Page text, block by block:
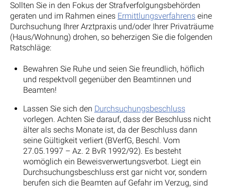
Sollten Sie in den Fokus der Strafverfolgungsbehörden
geraten und im Rahmen eines Ermittlungsverfahrens eine
Durchsuchung Ihrer Arztpraxis und/oder Ihrer Privaträume
(Haus/Wohnung) drohen, so beherzigen Sie die folgenden
Ratschläge:
Bewahren Sie Ruhe und seien Sie freundlich, höflich
und respektvoll gegenüber den Beamtinnen und
Beamten!
Lassen Sie sich den Durchsuchungsbeschluss
vorlegen. Achten Sie darauf, dass der Beschluss nicht
älter als sechs Monate ist, da der Beschluss dann
seine Gültigkeit verliert (BVerfG, Beschl. Vom
27.05.1997 – Az. 2 BvR 1992/92). Es besteht
womöglich ein Beweisverwertungsverbot. Liegt ein
Durchsuchungsbeschluss erst gar nicht vor, sondern
berufen sich die Beamten auf Gefahr im Verzug, sind